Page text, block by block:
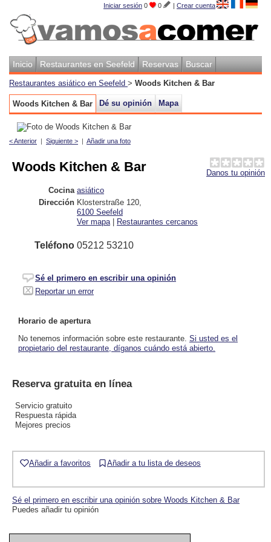
Iniciar sesión 0 0 | Crear cuenta
Inicio Restaurantes en Seefeld Reservas Buscar
Restaurantes asiático en Seefeld > Woods Kitchen & Bar
Woods Kitchen & Bar Dé su opinión Mapa
< Anterior | Siguiente > | Añadir una foto
Danos tu opinión
Woods Kitchen & Bar
Cocina asiático
Dirección Klosterstraße 120
6100 Seefeld
Ver mapa | Restaurantes cercanos
Teléfono 05212 53210
Sé el primero en escribir una opinión
Reportar un error
Horario de apertura
No tenemos información sobre este restaurante. Si usted es el
propietario del restaurante, díganos cuándo está abierto.
Reserva gratuita en línea
Servicio gratuito
Respuesta rápida
Mejores precios
Añadir a favoritos Añadir a tu lista de deseos
Sé el primero en escribir una opinión sobre Woods Kitchen & Bar
Puedes añadir tu opinión